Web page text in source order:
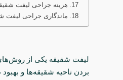
هزینه جراحی لیفت
ماندگاری جراحی لیفت
لیفت شقیقه یکی از
بردن ناحیه شقیقه‌ها و